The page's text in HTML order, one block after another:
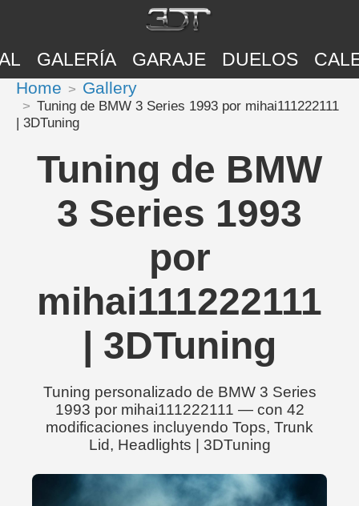
GALERÍA GARAJE DUELOS
Home Gallery
Tuning de BMW 3 Series 1993 por mihai111222111
| 3DTuning
Tuning de BMW
3 Series 1993
por
mihai111222111
| 3DTuning
Tuning personalizado de BMW 3 Series
1993 por mihai111222111 — con 42
modificaciones incluyendo Tops, Trunk
Lid, Headlights | 3DTuning